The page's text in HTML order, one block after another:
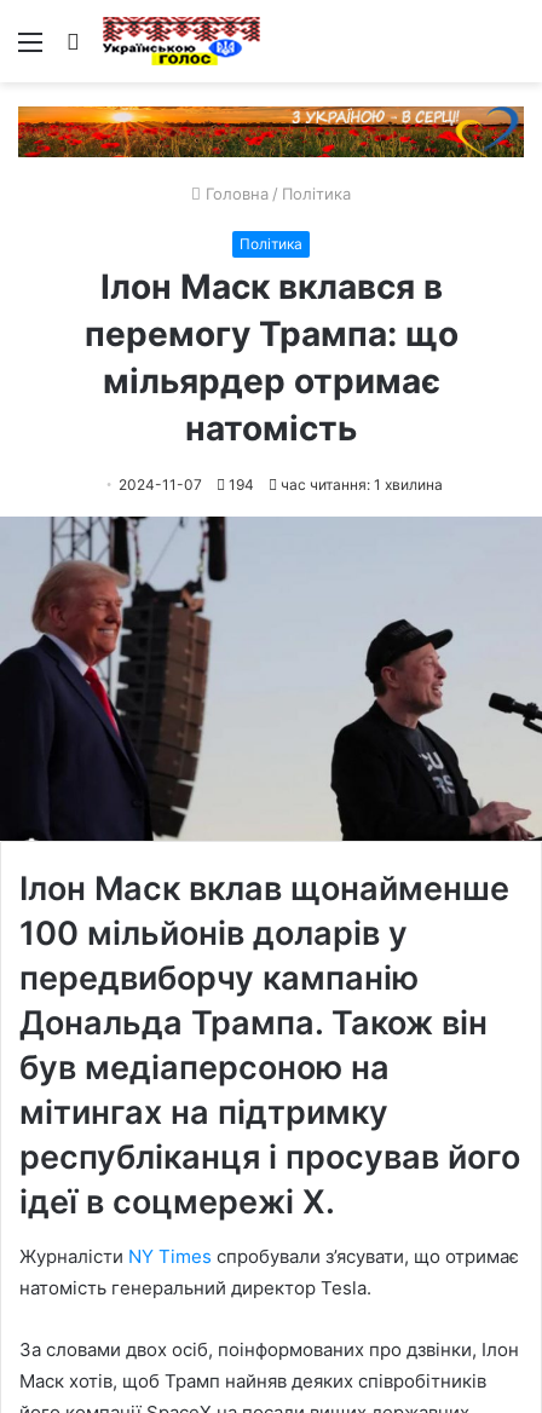
Меню Пошук
Головна / Політика
Політика
Ілон Маск вклався в
перемогу Трампа: що
мільярдер отримає
натомість
2024-11-07 194 час читання: 1 хвилина
Ілон Маск вклав щонайменше
100 мільйонів доларів у
передвиборчу кампанію
Дональда Трампа. Також він
був медіаперсоною на
мітингах на підтримку
республіканця і просував його
ідеї в соцмережі Х.
Журналісти NY Times спробували з’ясувати, що отримає
натомість генеральний директор Tesla.
За словами двох осіб, поінформованих про дзвінки, Ілон
Маск хотів, щоб Трамп найняв деяких співробітників